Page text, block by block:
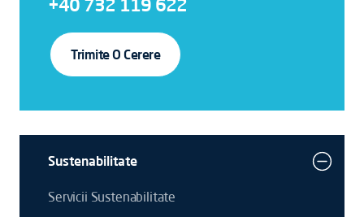
+40 732 119 622
Trimite O Cerere
Sustenabilitate
Servicii Sustenabilitate